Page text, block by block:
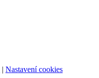
| Nastavení cookies